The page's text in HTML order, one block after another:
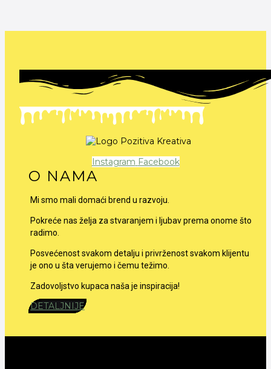
Instagram Facebook
O NAMA
Mi smo mali domaći brend u razvoju.
Pokreće nas želja za stvaranjem i ljubav prema onome što
radimo.
Posvećenost svakom detalju i privrženost svakom klijentu
je ono u šta verujemo i čemu težimo.
Zadovoljstvo kupaca naša je inspiracija!
DETALJNIJE